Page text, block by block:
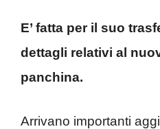
E’ fatta per il suo
dettagli relativi al
panchina.
Arrivano importanti